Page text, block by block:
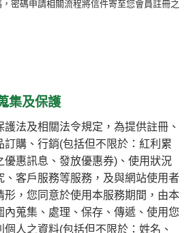
密碼申請相關流程將信件寄至您會員註冊之
集及保護
法及相關法令規定，為提供註冊、
訂購、行銷(包括但不限於：紅利累
優惠訊息、發放優惠券)、使用狀況
、客戶服務等服務，及與網站使用者
形，您同意於使用本服務期間，由本
內蒐集、處理、保存、傳遞、使用您
人之資料(包括但不限於：姓名、